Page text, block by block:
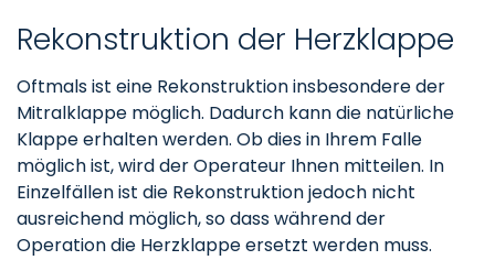
Rekonstruktion der Herzklappe
Oftmals ist eine Rekonstruktion insbesondere der
Mitralklappe möglich. Dadurch kann die natürliche
Klappe erhalten werden. Ob dies in Ihrem Falle
möglich ist, wird der Operateur Ihnen mitteilen. In
Einzelfällen ist die Rekonstruktion jedoch nicht
ausreichend möglich, so dass während der
Operation die Herzklappe ersetzt werden muss.